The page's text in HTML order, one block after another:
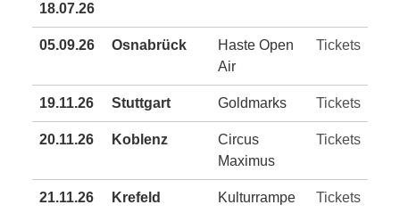
18.07.26
05.09.26 Osnabrück
Haste Open
Air
Tickets
19.11.26 Stuttgart Goldmarks Tickets
20.11.26 Koblenz
Circus
Maximus
Tickets
21.11.26 Krefeld Kulturrampe Tickets